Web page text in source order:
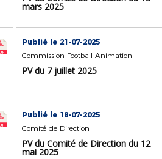
mars 2025
Publié le 21-07-2025
Commission Football Animation
PV du 7 juillet 2025
Publié le 18-07-2025
Comité de Direction
PV du Comité de Direction du 12
mai 2025